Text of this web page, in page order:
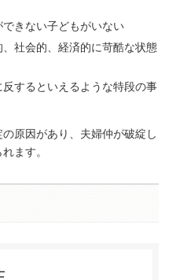
きない子どもがいない
社会的、経済的に苛酷な状態
するといえるような特段の事
原因があり、夫婦仲が破綻し
ます。